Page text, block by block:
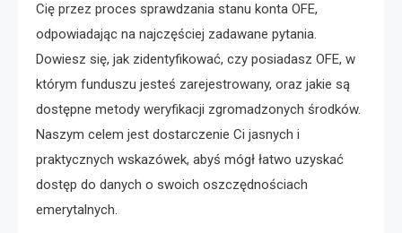
Cię przez proces sprawdzania stanu konta OFE,
odpowiadając na najczęściej zadawane pytania.
Dowiesz się, jak zidentyfikować, czy posiadasz OFE, w
którym funduszu jesteś zarejestrowany, oraz jakie są
dostępne metody weryfikacji zgromadzonych środków.
Naszym celem jest dostarczenie Ci jasnych i
praktycznych wskazówek, abyś mógł łatwo uzyskać
dostęp do danych o swoich oszczędnościach
emerytalnych.